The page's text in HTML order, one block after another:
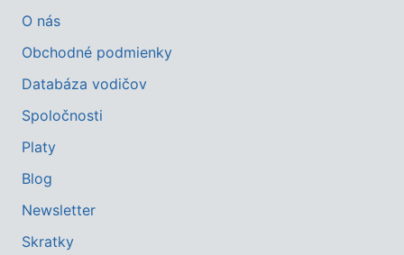
O nás
Obchodné podmienky
Databáza vodičov
Spoločnosti
Platy
Blog
Newsletter
Skratky